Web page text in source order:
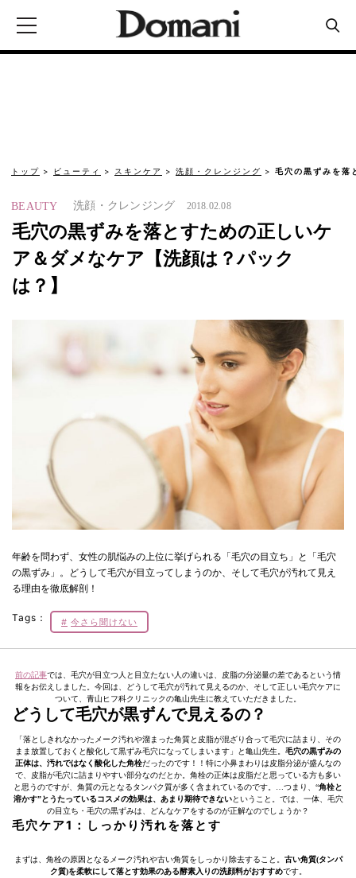
トップ ビューティ スキンケア 洗顔・クレンジング 毛穴の黒ずみを落
BEAUTY 洗顔・クレンジング 2018.02.08
毛穴の黒ずみを落とすための正しいケ
ア＆ダメなケア【洗顔は？パック
は？】
年齢を問わず、女性の肌悩みの上位に挙げられる「毛穴の目立ち」と「毛穴
の黒ずみ」。どうして毛穴が目立ってしまうのか、そして毛穴が汚れて見え
る理由を徹底解剖！
Tags： 今さら聞けない
前の記事では、毛穴が目立つ人と目立たない人の違いは、皮脂の分泌量の差であるという情
報をお伝えしました。今回は、どうして毛穴が汚れて見えるのか、そして正しい毛穴ケアに
ついて、青山ヒフ科クリニックの亀山先生に教えていただきました。
どうして毛穴が黒ずんで見えるの？
「落としきれなかったメーク汚れや溜まった角質と皮脂が混ざり合って毛穴に詰まり、その
まま放置しておくと酸化して黒ずみ毛穴になってしまいます」と亀山先生。 毛穴の黒ずみの
正体は、汚れではなく酸化した角栓だったのです！！特に小鼻まわりは皮脂分泌が盛んなの
で、皮脂が毛穴に詰まりやすい部分なのだとか。角栓の正体は皮脂だと思っている方も多い
と思うのですが、角質の元となるタンパク質が多く含まれているのです。…つまり、“角栓と
溶かす”とうたっているコスメの効果は、あまり期待できないということ。では、一体、毛穴
の目立ち・毛穴の黒ずみは、どんなケアをするのが正解なのでしょうか？
毛穴ケア1：しっかり汚れを落とす
まずは、角栓の原因となるメーク汚れや古い角質をしっかり除去すること。 古い角質(タンパ
ク質)を柔軟にして落とす効果のある酵素入りの洗顔料がおすすめです。